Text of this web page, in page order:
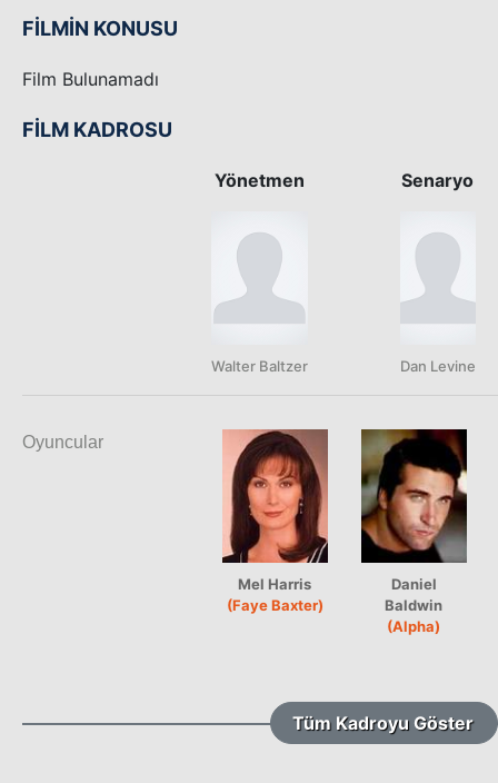
FİLMİN KONUSU
Film Bulunamadı
FİLM KADROSU
Yönetmen
Walter Baltzer
Senaryo
Dan Levine
Oyuncular
Mel Harris
(Faye Baxter)
Daniel
Baldwin
(Alpha)
Tüm Kadroyu Göster